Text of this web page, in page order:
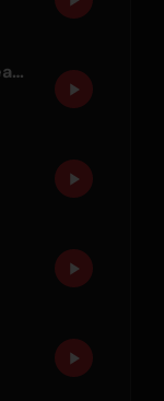
Locked Out Of Heaven